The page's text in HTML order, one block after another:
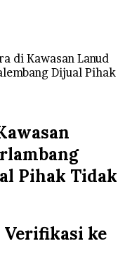
di Kawasan Lanud
Dijual Pihak
Pihak Tidak
Verifikasi ke